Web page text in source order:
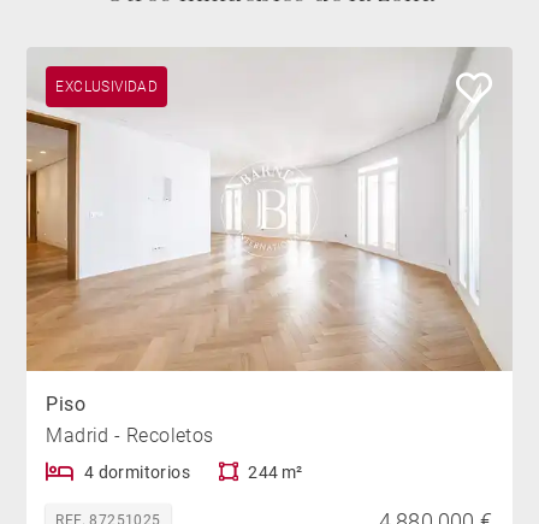
EXCLUSIVIDAD
Piso
Madrid - Recoletos
4 dormitorios 244 m²
REF. 87251025